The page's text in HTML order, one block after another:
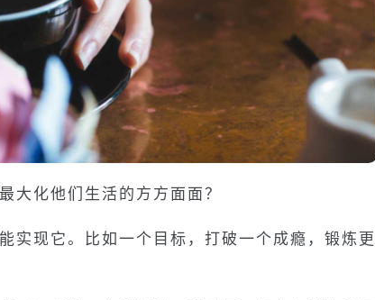
大化他们生活的方方面面？
实现它。比如一个目标，打破一个成瘾，锻炼更